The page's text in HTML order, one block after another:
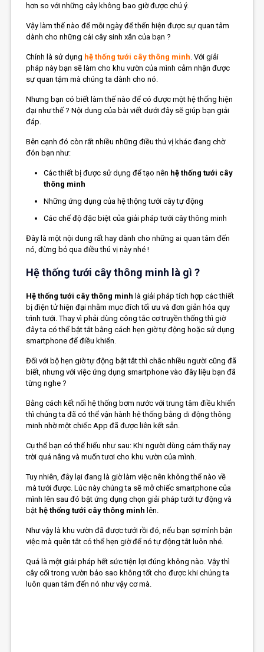
hơn so với những cây không bao giờ được chú ý.
Vậy làm thế nào để mỗi ngày để thển hiện được sự quan tâm
dành cho những cái cây sinh xắn của bạn ?
Chính là sử dụng hệ thống tưới cây thông minh. Với giải
pháp này bạn sẽ làm cho khu vườn của mình cảm nhận được
sự quan tậm mà chúng ta dành cho nó.
Nhưng bạn có biết làm thế nào để có được một hệ thống hiện
đại như thế ? Nội dung của bài viết dưới đây sẽ giúp bạn giải
đáp.
Bên cạnh đó còn rất nhiều những điều thú vị khác đang chờ
đón bạn như:
Các thiết bị được sử dụng để tạo nên hệ thống tưới cây
thông minh
Những ứng dụng của hệ thộng tưới cây tự động
Các chế độ đặc biệt của giải pháp tưới cây thông minh
Đây là một nội dung rất hay dành cho những ai quan tâm đến
nó, đừng bỏ qua điều thú vị này nhé !
Hệ thống tưới cây thông minh là gì ?
Hệ thống tưới cây thông minh là giải pháp tích hợp các thiết
bị điện tử hiện đại nhằm mục đích tối ưu và đơn giản hóa quy
trình tưới. Thay vì phải dùng công tắc cơ truyền thống thì giờ
đây ta có thể bật tắt bằng cách hẹn giờ tự động hoặc sử dụng
smartphone để điều khiển.
Đối với bộ hẹn giờ tự động bật tắt thì chắc nhiều người cũng đã
biết, nhưng với việc ứng dụng smartphone vào đây liệu bạn đã
từng nghe ?
Bằng cách kết nối hệ thống bơm nước với trung tâm điều khiển
thì chúng ta đã có thể vận hành hệ thống bằng di động thông
minh nhờ một chiếc App đã được liên kết sẵn.
Cụ thể bạn có thể hiểu như sau: Khi người dùng cảm thấy nay
trời quá nắng và muốn tươi cho khu vườn của mình.
Tuy nhiên, đây lại đang là giờ làm việc nên không thể nào về
mà tưới được. Lúc này chúng ta sẽ mở chiếc smartphone của
mình lên sau đó bật ứng dụng chọn giải pháp tưới tự động và
bật hệ thống tưới cây thông minh lên.
Như vậy là khu vườn đã được tưới rồi đó, nếu bạn sợ mình bận
việc mà quên tắt có thể hẹn giờ để nó tự động tắt luôn nhé.
Quả là một giải pháp hết sức tiện lợi đúng không nào. Vậy thì
cây cối trong vườn bảo sao không tốt cho được khi chúng ta
luôn quan tâm đến nó như vậy cơ mà.